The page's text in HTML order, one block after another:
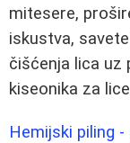
mitesere,
iskustva,
čišćenja lica uz
kiseonika za
Hemijski piling